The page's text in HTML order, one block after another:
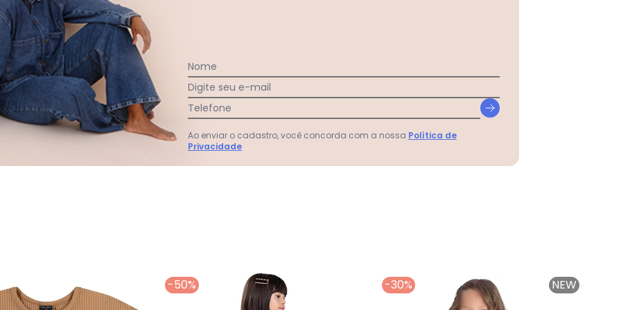
-50% -30% NEW
Nome
Digite seu e-mail
Telefone
Ao enviar o cadastro, você concorda com a nossa Política de
Privacidade